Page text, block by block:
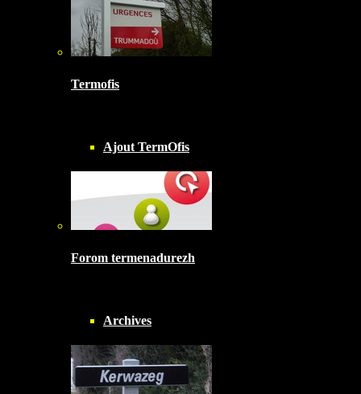
Termofis
Ajout TermOfis
Forom termenadurezh
Archives